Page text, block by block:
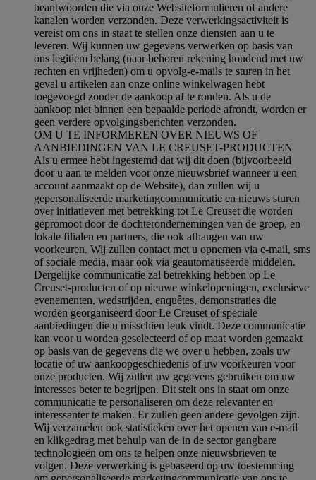
beantwoorden die via onze Websiteformulieren of andere
kanalen worden verzonden. Deze verwerkingsactiviteit is
vereist om ons in staat te stellen onze diensten aan u te
leveren. Wij kunnen uw gegevens verwerken op basis van
ons legitiem belang (naar behoren rekening houdend met uw
rechten en vrijheden) om u opvolg-e-mails te sturen in het
geval u artikelen aan onze online winkelwagen hebt
toegevoegd zonder de aankoop af te ronden. Als u de
aankoop niet binnen een bepaalde periode afrondt, worden er
geen verdere opvolgingsberichten verzonden.
OM U TE INFORMEREN OVER NIEUWS OF
AANBIEDINGEN VAN LE CREUSET-PRODUCTEN
Als u ermee hebt ingestemd dat wij dit doen (bijvoorbeeld
door u aan te melden voor onze nieuwsbrief wanneer u een
account aanmaakt op de Website), dan zullen wij u
gepersonaliseerde marketingcommunicatie en nieuws sturen
over initiatieven met betrekking tot Le Creuset die worden
gepromoot door de dochterondernemingen van de groep, en
lokale filialen en partners, die ook afhangen van uw
voorkeuren. Wij zullen contact met u opnemen via e-mail, sms
of sociale media, maar ook via geautomatiseerde middelen.
Dergelijke communicatie zal betrekking hebben op Le
Creuset-producten of op nieuwe winkelopeningen, exclusieve
evenementen, wedstrijden, enquêtes, demonstraties die
worden georganiseerd door Le Creuset of speciale
aanbiedingen die u misschien leuk vindt. Deze communicatie
kan voor u worden geselecteerd of op maat worden gemaakt
op basis van de gegevens die we over u hebben, zoals uw
locatie of uw aankoopgeschiedenis of uw voorkeuren voor
onze producten. Wij zullen uw gegevens gebruiken om uw
interesses beter te begrijpen. Dit stelt ons in staat om onze
communicatie te personaliseren om deze relevanter en
interessanter te maken. Er zullen geen andere gevolgen zijn.
Wij verzamelen ook statistieken over het openen van e-mail
en klikgedrag met behulp van de in de sector gangbare
technologieën om ons te helpen onze nieuwsbrieven te
volgen. Deze verwerking is gebaseerd op uw toestemming